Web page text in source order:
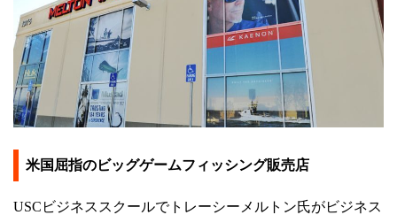
米国屈指のビッグゲームフィッシング販売店
USCビジネススクールでトレーシーメルトン氏がビジネス